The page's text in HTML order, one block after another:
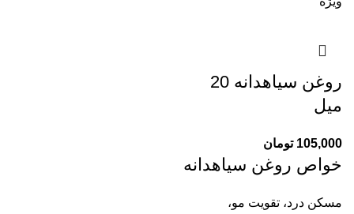
روغن سیاهدانه 20
میل
105,000 تومان
خواص روغن سیاهدانه
مسکن درد، تقویت مو،